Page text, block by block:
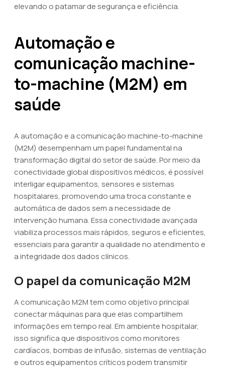
elevando o patamar de segurança e eficiência.
Automação e
comunicação machine-
to-machine (M2M) em
saúde
A automação e a comunicação machine-to-machine
(M2M) desempenham um papel fundamental na
transformação digital do setor de saúde. Por meio da
conectividade global dispositivos médicos, é possível
interligar equipamentos, sensores e sistemas
hospitalares, promovendo uma troca constante e
automática de dados sem a necessidade de
intervenção humana. Essa conectividade avançada
viabiliza processos mais rápidos, seguros e eficientes,
essenciais para garantir a qualidade no atendimento e
a integridade dos dados clínicos.
O papel da comunicação M2M
A comunicação M2M tem como objetivo principal
conectar máquinas para que elas compartilhem
informações em tempo real. Em ambiente hospitalar,
isso significa que dispositivos como monitores
cardíacos, bombas de infusão, sistemas de ventilação
e outros equipamentos críticos podem transmitir